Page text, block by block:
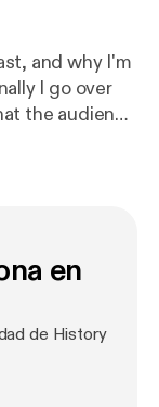
and why I'm
I go over
the audience
en
de History